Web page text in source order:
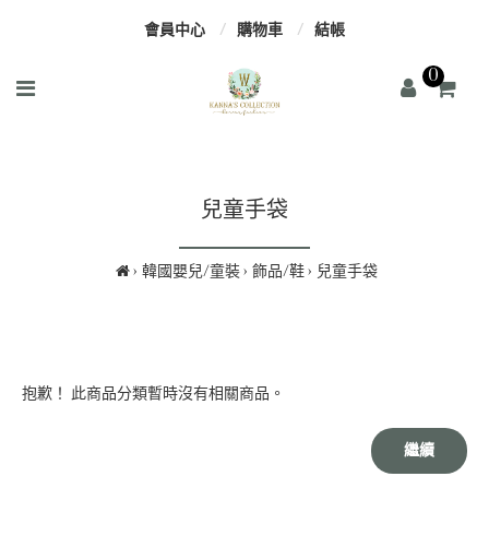
會員中心 購物車 結帳
0
兒童手袋
韓國嬰兒/童裝 飾品/鞋 兒童手袋
抱歉！ 此商品分類暫時沒有相關商品。
繼續